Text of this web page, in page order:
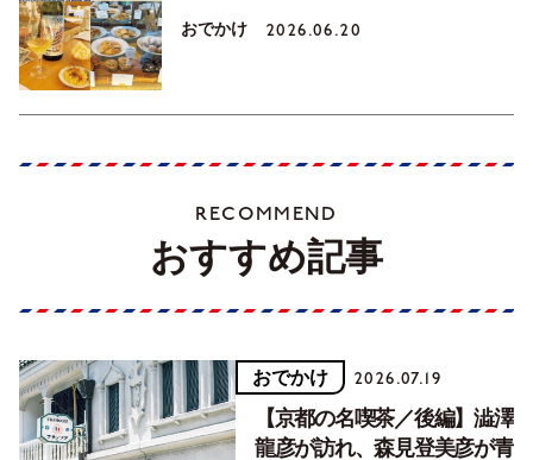
おでかけ 2026.06.20
RECOMMEND
おすすめ記事
おでかけ 2026.07.19
【京都の名喫茶／後編】澁澤
龍彦が訪れ、森見登美彦が青